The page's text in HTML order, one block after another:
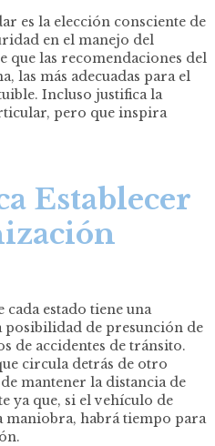
es la elección consciente de
en el manejo del
que las recomendaciones del
las más adecuadas para el
Incluso justifica la
pero que inspira
Establecer
estado tiene una
de presunción de
de accidentes de tránsito.
circula detrás de otro
mantener la distancia de
ya que, si el vehículo de
maniobra, habrá tiempo para